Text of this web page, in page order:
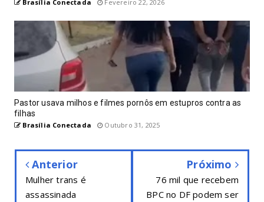
Brasília Conectada Fevereiro 22, 2026
Pastor usava milhos e filmes pornôs em estupros contra as
filhas
Brasília Conectada Outubro 31, 2025
Anterior
Mulher trans é
assassinada
Próximo
76 mil que recebem
BPC no DF podem ser